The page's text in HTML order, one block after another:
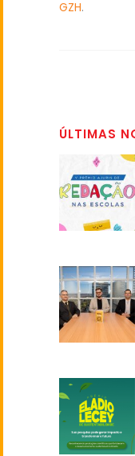
GZH.
ÚLTIMAS